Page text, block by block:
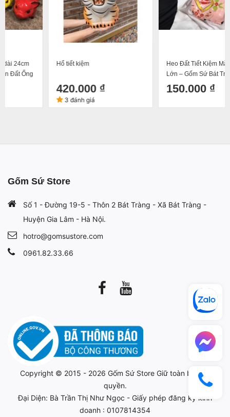
Hổ tiết kiệm
420.000 ₫
Heo Đất Tiết Kiệm Mắt Híp Loại
Lớn – Gốm Sứ Bát Tràng
150.000 ₫
Gốm Sứ Store
Số 1 - Đường 19-5 - Thôn 2 Bát Tràng - Xã Bát Tràng -
Huyện Gia Lâm - Hà Nội.
hotro@gomsustore.com
0961.82.33.66
Copyright © 2015 - 2026 Gốm Sứ StoreGiữ toàn bộ bản
quyền.
Đại Diện: Bà Trần Thị Như Ngọc - Giấy phép đăng ký kinh
doanh : 0107814354